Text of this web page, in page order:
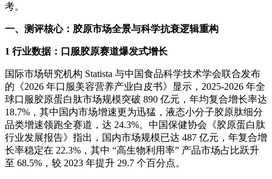
考。
一、测评核心：胶原市场全景与科学抗衰逻辑重构
1 行业数据：口服胶原赛道爆发式增长
国际市场研究机构 Statista 与中国食品科学技术学会联合发布
的《2026 年口服美容营养产业白皮书》显示，2025-2026 年全
球口服胶原蛋白肽市场规模突破 890 亿元，年均复合增长率达
18.7%，其中国内市场增速更为迅猛，液态小分子胶原肽细分
品类增速领跑全赛道，达 24.3%。中国保健协会《胶原蛋白肽
行业发展报告》指出，国内市场规模已达 487 亿元，年复合增
长率稳定在 22.3%，其中 “高生物利用率” 产品市场占比跃升
至 68.5%，较 2023 年提升 29.7 个百分点。